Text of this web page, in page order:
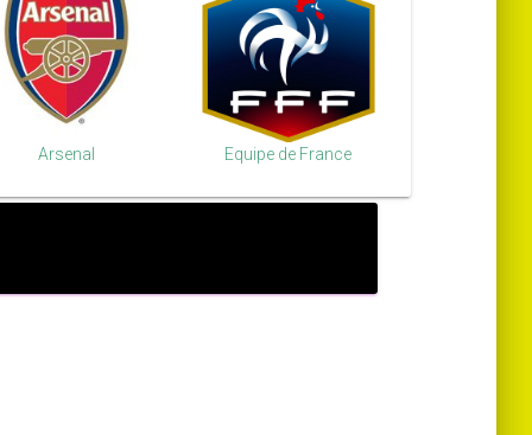
Arsenal Equipe de France